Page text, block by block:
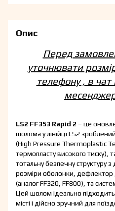
Опис
Перед
уточнювати
телефону , в чат
LS2 FF353 Rapid 2 – це
шолома у лінійці LS2
(High Pressure Thermoplastic
термопласту високого тиску),
тотальну безпечну структуру
розміри оболонки, дефлектор
(аналог FF320, FF800), та
Цей шолом ідеально
місті і дійсно зручний для